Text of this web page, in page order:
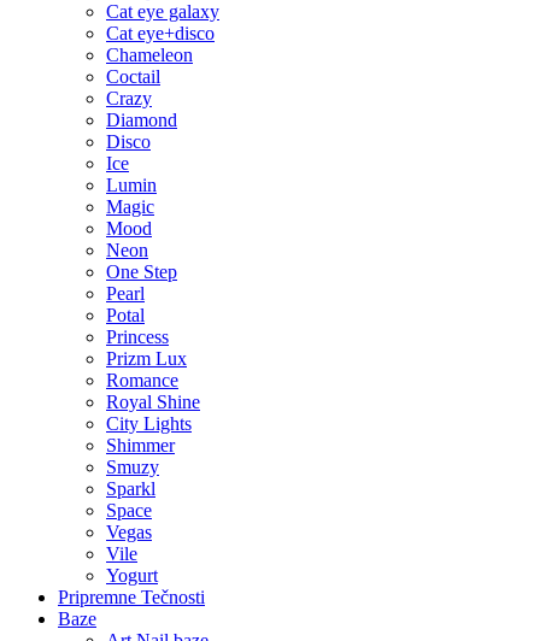
Cat eye galaxy
Cat eye+disco
Chameleon
Coctail
Crazy
Diamond
Disco
Ice
Lumin
Magic
Mood
Neon
One Step
Pearl
Potal
Princess
Prizm Lux
Romance
Royal Shine
City Lights
Shimmer
Smuzy
Sparkl
Space
Vegas
Vile
Yogurt
Pripremne Tečnosti
Baze